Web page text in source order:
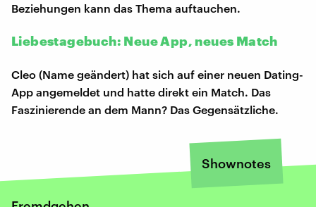
Beziehungen kann das Thema auftauchen.
Liebestagebuch: Neue App, neues Match
Cleo (Name geändert) hat sich auf einer neuen Dating-
App angemeldet und hatte direkt ein Match. Das
Faszinierende an dem Mann? Das Gegensätzliche.
Shownotes